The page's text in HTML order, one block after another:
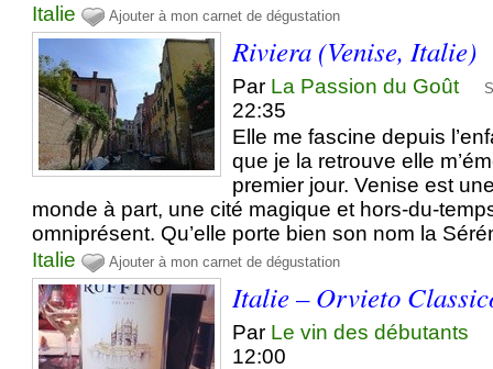
Italie
Ajouter à mon carnet de dégustation
Riviera (Venise, Italie)
Par La Passion du Goût
22:35
Elle me fascine depuis
que je la retrouve elle
premier jour. Venise est
monde à part, une cité magique et hors-du-
omniprésent. Qu’elle porte bien son nom la
Italie
Ajouter à mon carnet de dégustation
Italie – Orvieto
Par Le vin des débutants
12:00